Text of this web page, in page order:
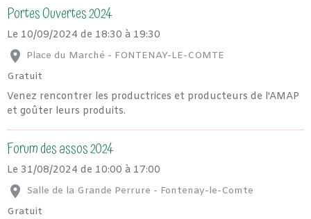
Portes Ouvertes 2024
Le 10/09/2024 de 18:30 à 19:30
Place du Marché - FONTENAY-LE-COMTE
Gratuit
Venez rencontrer les productrices et producteurs de l'AMAP
et goûter leurs produits.
Forum des assos 2024
Le 31/08/2024 de 10:00 à 17:00
Salle de la Grande Perrure - Fontenay-le-Comte
Gratuit